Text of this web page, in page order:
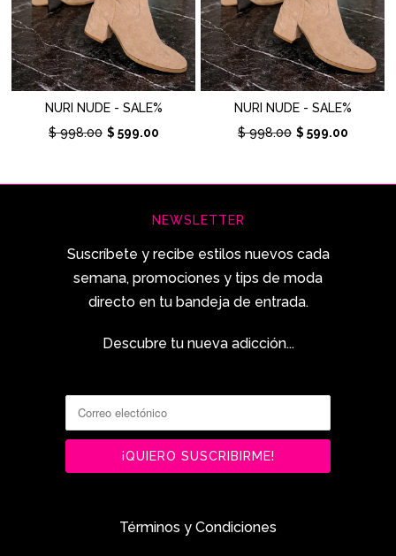
NURI NUDE - SALE%
$ 998.00 $ 599.00
NURI NUDE - SALE%
$ 998.00 $ 599.00
NEWSLETTER
Suscríbete y recibe estilos nuevos cada
semana, promociones y tips de moda
directo en tu bandeja de entrada.
Descubre tu nueva adicción...
Términos y Condiciones